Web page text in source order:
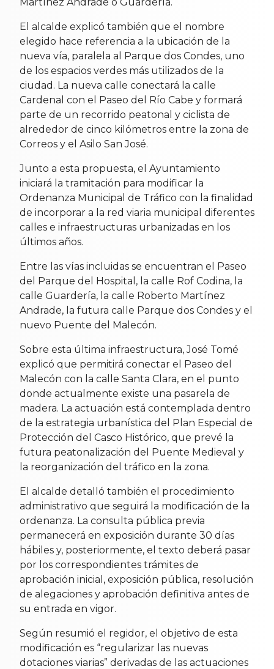
El alcalde explicó también que el nombre
elegido hace referencia a la ubicación de la
nueva vía, paralela al Parque dos Condes, uno
de los espacios verdes más utilizados de la
ciudad. La nueva calle conectará la calle
Cardenal con el Paseo del Río Cabe y formará
parte de un recorrido peatonal y ciclista de
alrededor de cinco kilómetros entre la zona de
Correos y el Asilo San José.
Junto a esta propuesta, el Ayuntamiento
iniciará la tramitación para modificar la
Ordenanza Municipal de Tráfico con la finalidad
de incorporar a la red viaria municipal diferentes
calles e infraestructuras urbanizadas en los
últimos años.
Entre las vías incluidas se encuentran el Paseo
del Parque del Hospital, la calle Rof Codina, la
calle Guardería, la calle Roberto Martínez
Andrade, la futura calle Parque dos Condes y el
nuevo Puente del Malecón.
Sobre esta última infraestructura, José Tomé
explicó que permitirá conectar el Paseo del
Malecón con la calle Santa Clara, en el punto
donde actualmente existe una pasarela de
madera. La actuación está contemplada dentro
de la estrategia urbanística del Plan Especial de
Protección del Casco Histórico, que prevé la
futura peatonalización del Puente Medieval y
la reorganización del tráfico en la zona.
El alcalde detalló también el procedimiento
administrativo que seguirá la modificación de la
ordenanza. La consulta pública previa
permanecerá en exposición durante 30 días
hábiles y, posteriormente, el texto deberá pasar
por los correspondientes trámites de
aprobación inicial, exposición pública, resolución
de alegaciones y aprobación definitiva antes de
su entrada en vigor.
Según resumió el regidor, el objetivo de esta
modificación es “regularizar las nuevas
dotaciones viarias” derivadas de las actuaciones